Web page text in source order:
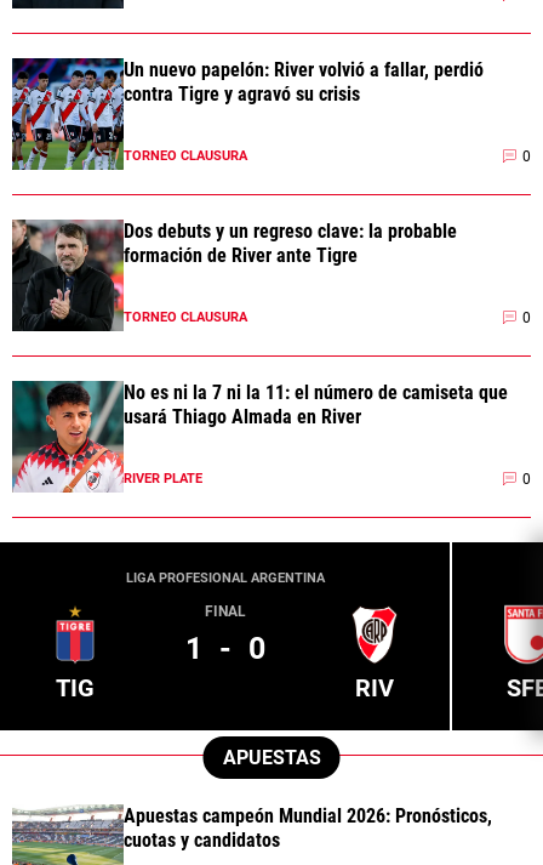
Un nuevo papelón: River volvió a fallar, perdió
contra Tigre y agravó su crisis
TORNEO CLAUSURA 0
Dos debuts y un regreso clave: la probable
formación de River ante Tigre
TORNEO CLAUSURA 0
No es ni la 7 ni la 11: el número de camiseta que
usará Thiago Almada en River
RIVER PLATE 0
LIGA PROFESIONAL ARGENTINA
TIG
FINAL
1 - 0
RIV
APUESTAS
Apuestas campeón Mundial 2026: Pronósticos,
cuotas y candidatos